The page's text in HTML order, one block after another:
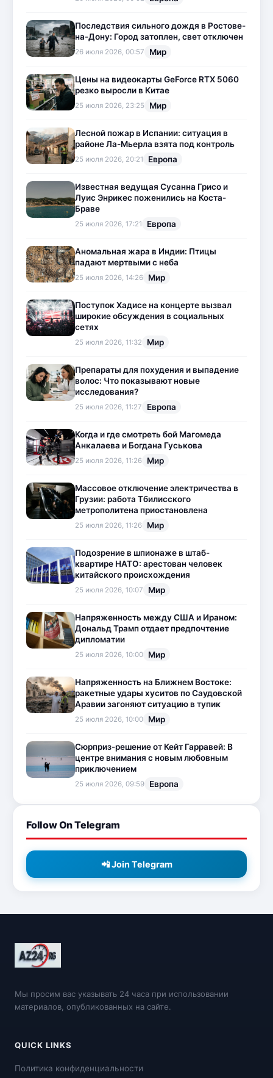
Последствия сильного дождя в Ростове-
на-Дону: Город затоплен, свет отключен
26 июля 2026, 00:57 Мир
Цены на видеокарты GeForce RTX 5060
резко выросли в Китае
25 июля 2026, 23:25 Мир
Лесной пожар в Испании: ситуация в
районе Ла-Мьерла взята под контроль
25 июля 2026, 20:21 Европа
Известная ведущая Сусанна Грисо и
Луис Энрикес поженились на Коста-
Браве
25 июля 2026, 17:21 Европа
Аномальная жара в Индии: Птицы
падают мертвыми с неба
25 июля 2026, 14:26 Мир
Поступок Хадисе на концерте вызвал
широкие обсуждения в социальных
сетях
25 июля 2026, 11:32 Мир
Препараты для похудения и выпадение
волос: Что показывают новые
исследования?
25 июля 2026, 11:27 Европа
Когда и где смотреть бой Магомеда
Анкалаева и Богдана Гуськова
25 июля 2026, 11:26 Мир
Массовое отключение электричества в
Грузии: работа Тбилисского
метрополитена приостановлена
25 июля 2026, 11:26 Мир
Подозрение в шпионаже в штаб-
квартире НАТО: арестован человек
китайского происхождения
25 июля 2026, 10:07 Мир
Напряженность между США и Ираном:
Дональд Трамп отдает предпочтение
дипломатии
25 июля 2026, 10:00 Мир
Напряженность на Ближнем Востоке:
ракетные удары хуситов по Саудовской
Аравии загоняют ситуацию в тупик
25 июля 2026, 10:00 Мир
Сюрприз-решение от Кейт Гарравей: В
центре внимания с новым любовным
приключением
25 июля 2026, 09:59 Европа
Follow On Telegram
📲 Join Telegram
Мы просим вас указывать 24 часа при использовании
материалов, опубликованных на сайте.
QUICK LINKS
Политика конфиденциальности